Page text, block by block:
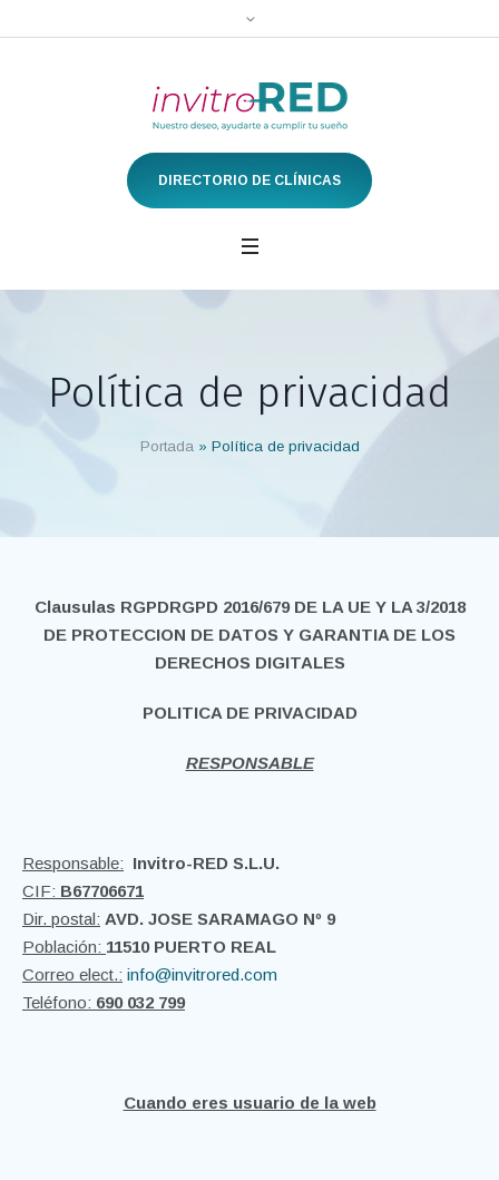
DIRECTORIO DE CLÍNICAS
Política de privacidad
Portada» Política de privacidad
Clausulas RGPDRGPD 2016/679 DE LA UE Y LA 3/2018
DE PROTECCION DE DATOS Y GARANTIA DE LOS
DERECHOS DIGITALES
POLITICA DE PRIVACIDAD
RESPONSABLE
Responsable: Invitro-RED S.L.U.
CIF: B67706671
Dir. postal: AVD. JOSE SARAMAGO Nº 9
Población: 11510 PUERTO REAL
Correo elect.: info@invitrored.com
Teléfono: 690 032 799
Cuando eres usuario de la web